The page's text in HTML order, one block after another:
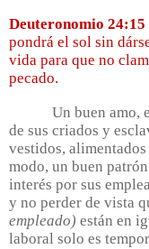
Deuteronomio 24:15
pondrá el sol sin
vida para que no
pecado.
Un buen amo,
de sus criados y
vestidos,
modo, un buen
interés por sus
y no perder de vista
empleado) están en
laboral solo es